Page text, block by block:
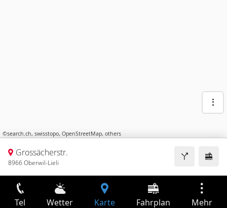
©search.ch, swisstopo, OpenStreetMap, others
Grossächerstr.
8966 Oberwil-Lieli
Tel Wetter Karte Fahrplan Mehr